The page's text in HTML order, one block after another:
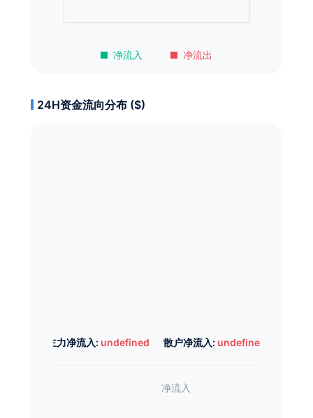
净流入 净流出
24H资金流向分布 ($)
主力净流入: undefined 散户净流入: undefined